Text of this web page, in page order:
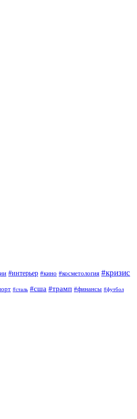
#интерьер #кино #косметология #кризис
#сталь #сша #трамп #финансы #футбол